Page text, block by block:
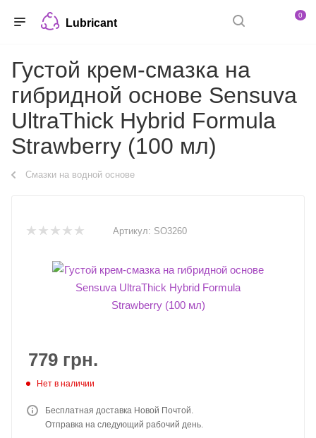
Lubricant
0
Густой крем-смазка на
гибридной основе Sensuva
UltraThick Hybrid Formula
Strawberry (100 мл)
Смазки на водной основе
Артикул: SO3260
779 грн.
Нет в наличии
Бесплатная доставка Новой Почтой.
Отправка на следующий рабочий день.